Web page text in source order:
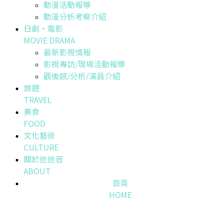
動漫活動報導
動漫分析考察介紹
日劇・電影
MOVIE DRAMA
最新影視情報
影視專訪/現場活動報導
觀後感/分析/演員介紹
旅遊
TRAVEL
美食
FOOD
文化藝術
CULTURE
關於迷迷音
ABOUT
首頁
HOME